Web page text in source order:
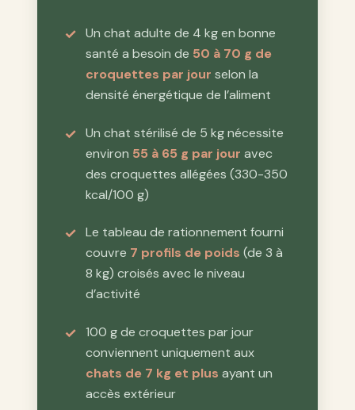
Un chat adulte de 4 kg en bonne
santé a besoin de 50 à 70 g de
croquettes par jour selon la
densité énergétique de l’aliment
Un chat stérilisé de 5 kg nécessite
environ 55 à 65 g par jour avec
des croquettes allégées (330-350
kcal/100 g)
Le tableau de rationnement fourni
couvre 7 profils de poids (de 3 à
8 kg) croisés avec le niveau
d’activité
100 g de croquettes par jour
conviennent uniquement aux
chats de 7 kg et plus ayant un
accès extérieur